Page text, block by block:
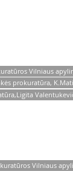
Vilniaus
prokuratūra,
Vilniaus